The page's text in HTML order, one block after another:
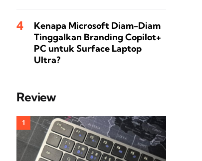
Kenapa Microsoft Diam-Diam
Tinggalkan Branding Copilot+
PC untuk Surface Laptop
Ultra?
Review